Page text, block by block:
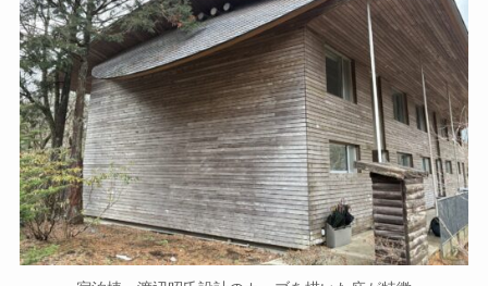
宿泊棟 渡辺昭氏設計のカーブを描いた庇が特徴